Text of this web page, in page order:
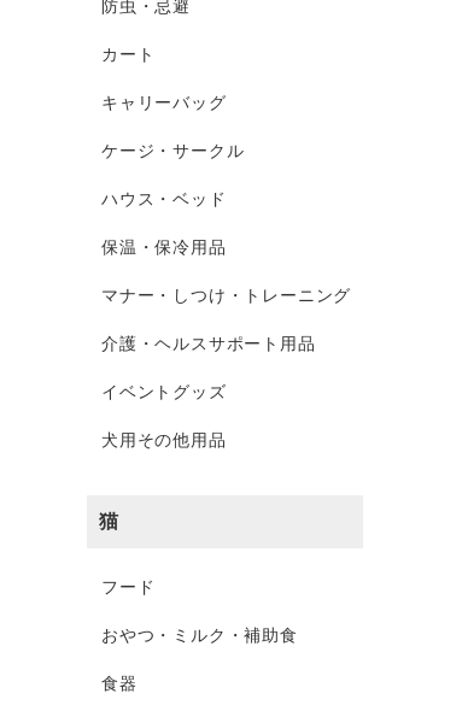
防虫・忌避
カート
キャリーバッグ
ケージ・サークル
ハウス・ベッド
保温・保冷用品
マナー・しつけ・トレーニング
介護・ヘルスサポート用品
イベントグッズ
犬用その他用品
猫
フード
おやつ・ミルク・補助食
食器